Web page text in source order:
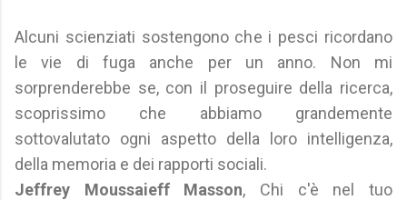
Alcuni scienziati sostengono che i pesci ricordano
le vie di fuga anche per un anno. Non mi
sorprenderebbe se, con il proseguire della ricerca,
scoprissimo che abbiamo grandemente
sottovalutato ogni aspetto della loro intelligenza,
della memoria e dei rapporti sociali.
Jeffrey Moussaieff Masson, Chi c'è nel tuo